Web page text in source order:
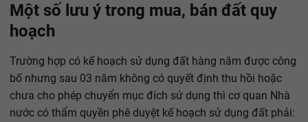
Một số lưu ý trong mua, bán đất quy
hoạch
Trường hợp có kế hoạch sử dụng đất hàng năm được công
bố nhưng sau 03 năm không có quyết định thu hồi hoặc
chưa cho phép chuyển mục đích sử dụng thì cơ quan Nhà
nước có thẩm quyền phê duyệt kế hoạch sử dụng đất phải: